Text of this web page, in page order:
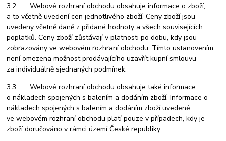
3.2. Webové rozhraní obchodu obsahuje informace o zboží,
a to včetně uvedení cen jednotlivého zboží. Ceny zboží jsou
uvedeny včetně daně z přidané hodnoty a všech souvisejících
poplatků. Ceny zboží zůstávají v platnosti po dobu, kdy jsou
zobrazovány ve webovém rozhraní obchodu. Tímto ustanovením
není omezena možnost prodávajícího uzavřít kupní smlouvu
za individuálně sjednaných podmínek.
3.3. Webové rozhraní obchodu obsahuje také informace
o nákladech spojených s balením a dodáním zboží. Informace o
nákladech spojených s balením a dodáním zboží uvedené
ve webovém rozhraní obchodu platí pouze v případech, kdy je
zboží doručováno v rámci území České republiky.